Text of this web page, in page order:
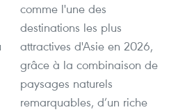
comme l'une des
destinations les plus
attractives d'Asie en 2026,
grâce à la combinaison de
paysages naturels
remarquables, d’un riche